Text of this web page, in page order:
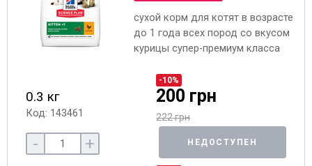
сухой корм для котят в возрасте
до 1 года всех пород со вкусом
курицы супер-премиум класса
0.3 кг
Код: 143461
-10%
200 грн
222 грн
- + НЕДОСТУПЕН